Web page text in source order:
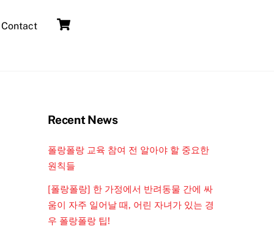
Contact
Recent News
폴랑폴랑 교육 참여 전 알아야 할 중요한
원칙들
[폴랑폴랑] 한 가정에서 반려동물 간에 싸
움이 자주 일어날 때, 어린 자녀가 있는 경
우 폴랑폴랑 팁!